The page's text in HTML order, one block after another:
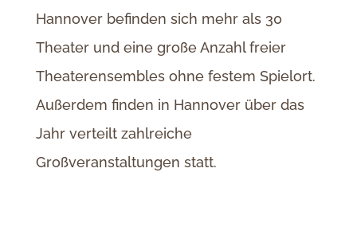
Hannover befinden sich mehr als 30
Theater und eine große Anzahl freier
Theaterensembles ohne festem Spielort.
Außerdem finden in Hannover über das
Jahr verteilt zahlreiche
Großveranstaltungen statt.